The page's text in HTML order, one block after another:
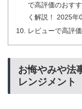
で高評価のおす
く解説！ 2025年
レビューで高評
お悔やみや法
レンジメント